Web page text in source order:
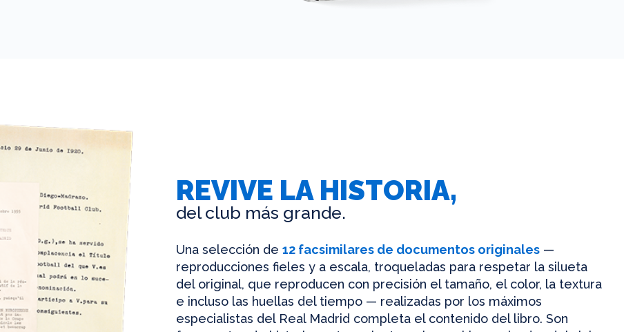
REVIVE LA HISTORIA,
del club más grande.
Una selección de 12 facsimilares de documentos originales —
reproducciones fieles y a escala, troqueladas para respetar la silueta
del original, que reproducen con precisión el tamaño, el color, la textura
e incluso las huellas del tiempo — realizadas por los máximos
especialistas del Real Madrid completa el contenido del libro. Son